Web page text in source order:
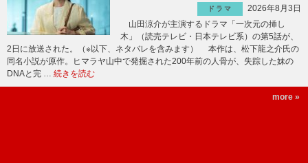
ドラマ
2026年8月3日
山田涼介が主演するドラマ「一次元の挿し
木」（読売テレビ・日本テレビ系）の第5話が、
2日に放送された。（※以下、ネタバレを含みます） 本作は、松下龍之介氏の
同名小説が原作。ヒマラヤ山中で発掘された200年前の人骨が、失踪した妹の
DNAと完 … 続きを読む
more »